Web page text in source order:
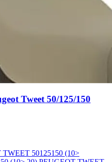
Tweet 50/125/150
TWEET 50125150 (10>